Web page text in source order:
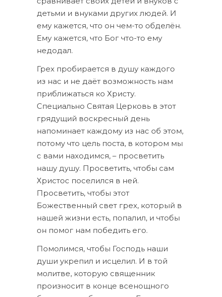
детьми и внуками других людей. И
ему кажется, что он чем-то обделён.
Ему кажется, что Бог что-то ему
недодал.
Грех пробирается в душу каждого
из нас и не даёт возможность нам
приближаться ко Христу.
Специально Святая Церковь в этот
грядущий воскресный день
напоминает каждому из нас об этом,
потому что цель поста, в котором мы
с вами находимся, – просветить
нашу душу. Просветить, чтобы сам
Христос поселился в ней.
Просветить, чтобы этот
Божественный свет грех, который в
нашей жизни есть, попалил, и чтобы
он помог нам победить его.
Помолимся, чтобы Господь наши
души укрепил и исцелил. И в той
молитве, которую священник
произносит в конце всенощного